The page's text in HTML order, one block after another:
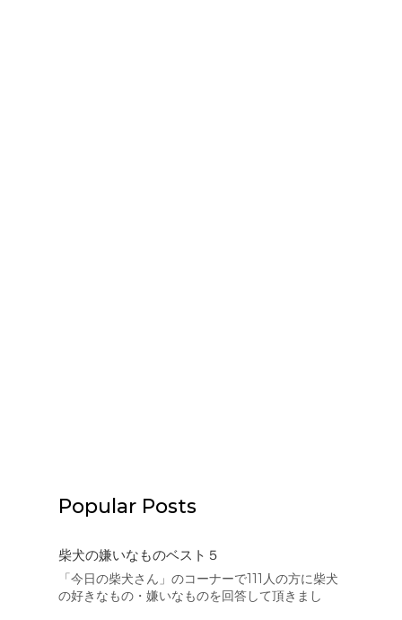
Popular Posts
柴犬の嫌いなものベスト５
「今日の柴犬さん」のコーナーで111人の方に柴犬
の好きなもの・嫌いなものを回答して頂きまし